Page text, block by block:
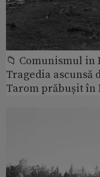
📁 Comunismul in
Tragedia ascunsă
Tarom prăbușit în